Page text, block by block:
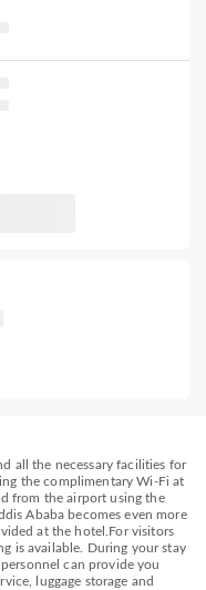
all the necessary facilities for
the complimentary Wi-Fi at
from the airport using the
Ababa becomes even more
at the hotel.For visitors
is available. During your stay
can provide you
luggage storage and